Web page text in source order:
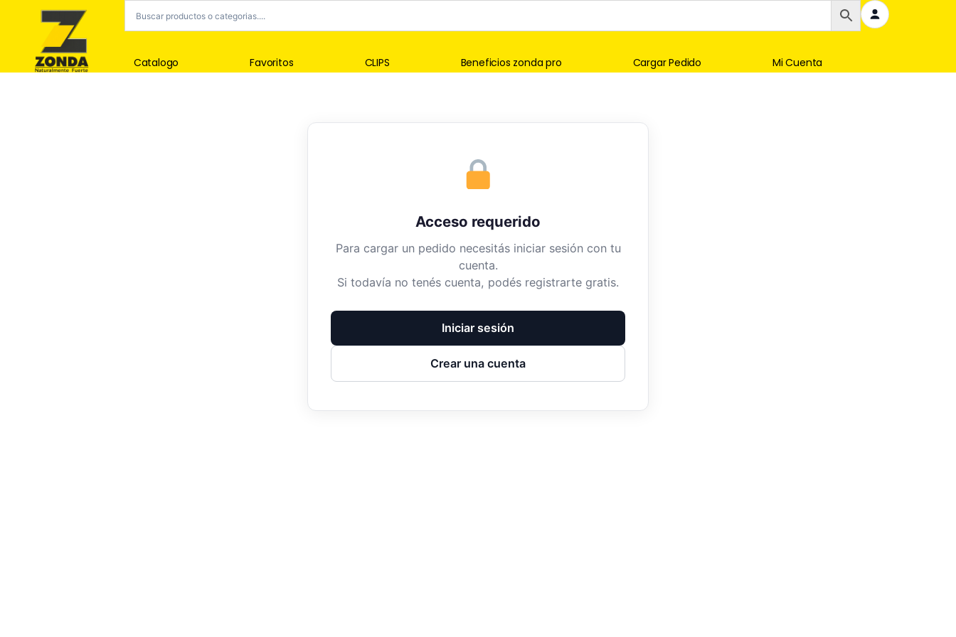
Catalogo Favoritos CLIPS Beneficios zonda pro Cargar Pedido Mi Cuenta
Acceso requerido
Para cargar un pedido necesitás iniciar sesión con tu
cuenta.
Si todavía no tenés cuenta, podés registrarte gratis.
Iniciar sesión
Crear una cuenta